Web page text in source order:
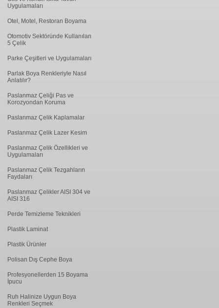
Uygulamaları
Otel, Motel, Restoran Boyama
Otomotiv Sektöründe Kullanılan
5 Çelik
Parke Çeşitleri ve Uygulamaları
Parlak Boya Renkleriyle Nasıl
Anlatılır?
Paslanmaz Çeliği Pas ve
Korozyondan Koruma
Paslanmaz Çelik Kaplamalar
Paslanmaz Çelik Lazer Kesim
Paslanmaz Çelik Özellikleri ve
Uygulamaları
Paslanmaz Çelik Tezgahların
Faydaları
Paslanmaz Çelikler AISI 304 ve
AISI 316
Perde Temizleme Teknikleri
Plastik Laminat
Plastik Ürünler
Polisan Dış Cephe Boya
Profesyonellerden 15 Boyama
İpucu
Ruh Halinize Uygun Boya
Renkleri Seçmek